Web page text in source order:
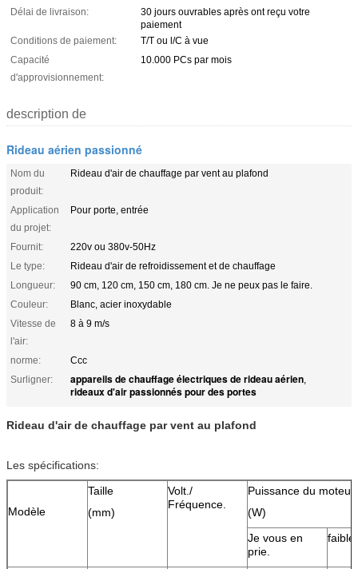
Délai de livraison:
30 jours ouvrables après ont reçu votre
paiement
Conditions de paiement:
T/T ou l/C à vue
Capacité
d'approvisionnement:
10.000 PCs par mois
description de
Rideau aérien passionné
Nom du
produit:
Rideau d'air de chauffage par vent au plafond
Application
du projet:
Pour porte, entrée
Fournit:
220v ou 380v-50Hz
Le type:
Rideau d'air de refroidissement et de chauffage
Longueur:
90 cm, 120 cm, 150 cm, 180 cm. Je ne peux pas le faire.
Couleur:
Blanc, acier inoxydable
Vitesse de
l'air:
8 à 9 m/s
norme:
Ccc
Surligner:
appareils de chauffage électriques de rideau aérien,
rideaux d'air passionnés pour des portes
Rideau d'air de chauffage par vent au plafond
Les spécifications:
Modèle
Taille
(mm)
Volt./
Fréquence.
Puissance du moteur
(W)
Je vous en
prie.
faible